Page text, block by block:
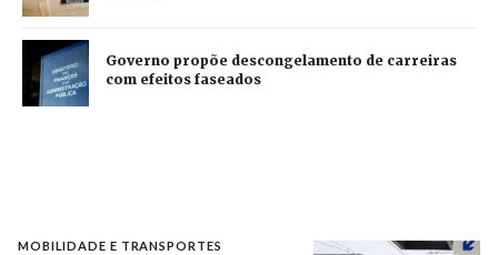
Governo propõe descongelamento de carreiras
com efeitos faseados
MOBILIDADE E TRANSPORTES